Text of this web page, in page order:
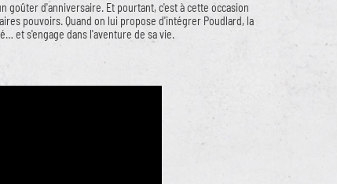
goûter d'anniversaire. Et pourtant, c'est à cette occasion
pouvoirs. Quand on lui propose d'intégrer Poudlard, la
et s'engage dans l'aventure de sa vie.